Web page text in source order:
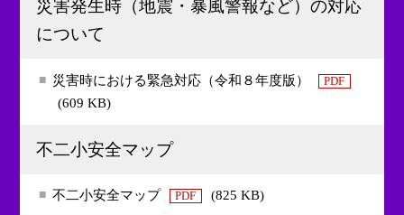
災害発生時（地震・暴風警報など）の対応
について
災害時における緊急対応（令和８年度版） PDF
(609 KB)
不二小安全マップ
不二小安全マップ PDF (825 KB)